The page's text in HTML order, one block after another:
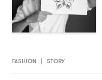
FASHION | STORY